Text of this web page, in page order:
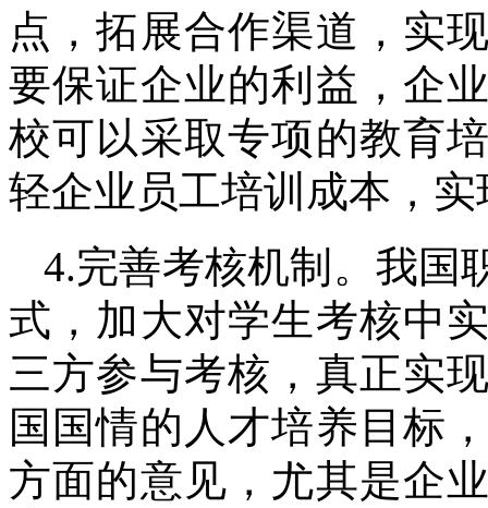
点，拓展合作渠道，实
要保证企业的利益，企
校可以采取专项的教育
轻企业员工培训成本，
4.完善考核机制。我国
式，加大对学生考核中
三方参与考核，真正实
国国情的人才培养目标
方面的意见，尤其是企